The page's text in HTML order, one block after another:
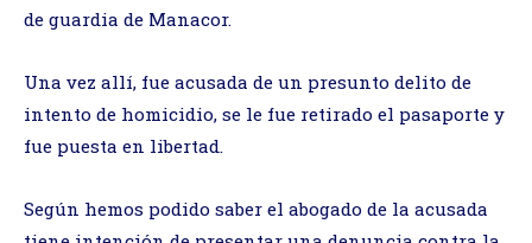
de guardia de Manacor.
Una vez allí, fue acusada de un presunto delito de
intento de homicidio, se le fue retirado el pasaporte y
fue puesta en libertad.
Según hemos podido saber el abogado de la acusada